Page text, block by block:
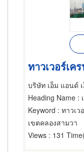
ทาวเวอร์เค
Heading Name :
Keyword : ทาวเว
เขตคลองสามวา
Views : 131